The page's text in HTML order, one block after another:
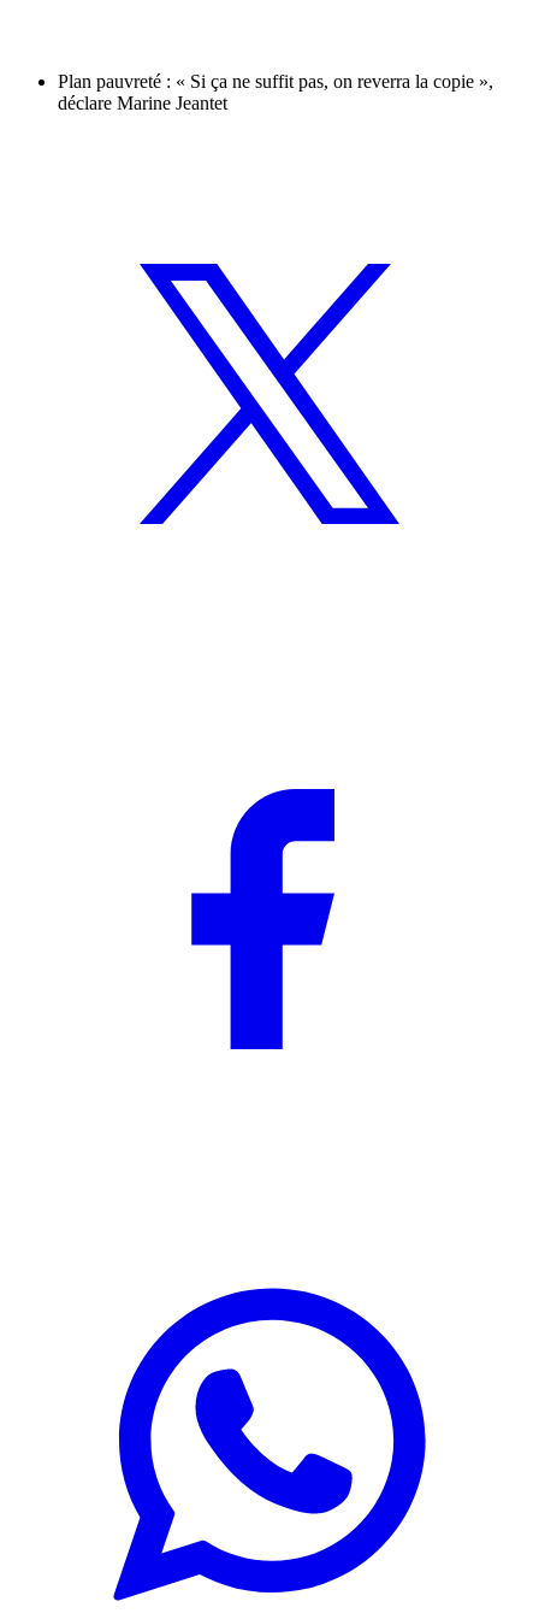
Plan pauvreté : « Si ça ne suffit pas, on reverra la copie »,
déclare Marine Jeantet